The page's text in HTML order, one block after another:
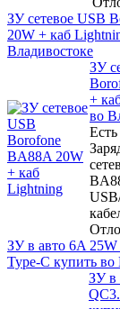
ЗУ сетевое USB
20W + каб
Владивостоке
ЗУ
+
во
ЗУ в авто 6A
Type-C купить во
ЗУ в